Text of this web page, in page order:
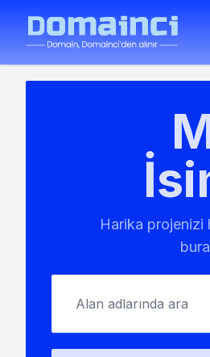
Harika projenizi